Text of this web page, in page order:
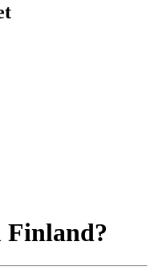
Finland?